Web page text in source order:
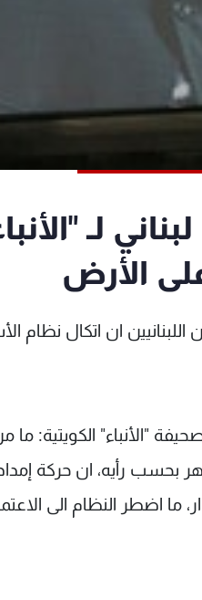
لـ
الأرض
اللبنانيين ان اتكال
"الأنباء" الكويتية:
بحسب رأيه، ان حركة
ما اضطر النظام الى